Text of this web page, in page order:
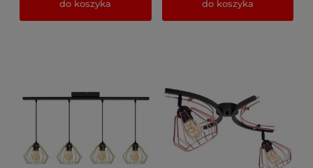
do koszyka do koszyka